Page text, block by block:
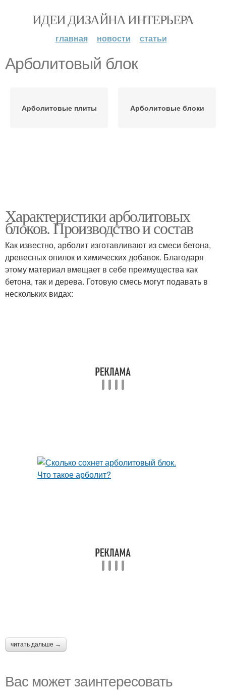
ИДЕИ ДИЗАЙНА ИНТЕРЬЕРА
главная новости статьи
Арболитовый блок
Арболитовые плиты Арболитовые блоки
Характеристики арболитовых
блоков. Производство и состав
Как известно, арболит изготавливают из смеси бетона,
древесных опилок и химических добавок. Благодаря
этому материал вмещает в себе преимущества как
бетона, так и дерева. Готовую смесь могут подавать в
нескольких видах:
читать дальше →
Вас может заинтересовать